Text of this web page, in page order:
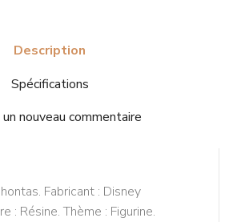
Description
Spécifications
nouveau commentaire
Fabricant : Disney
: Résine. Thème : Figurine.